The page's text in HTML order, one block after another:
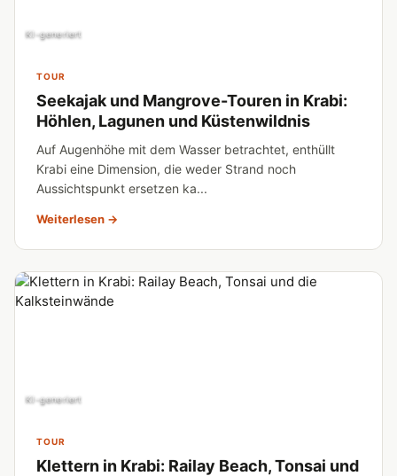
KI-generiert
TOUR
Seekajak und Mangrove-Touren in Krabi:
Höhlen, Lagunen und Küstenwildnis
Auf Augenhöhe mit dem Wasser betrachtet, enthüllt
Krabi eine Dimension, die weder Strand noch
Aussichtspunkt ersetzen ka...
Weiterlesen →
KI-generiert
TOUR
Klettern in Krabi: Railay Beach, Tonsai und